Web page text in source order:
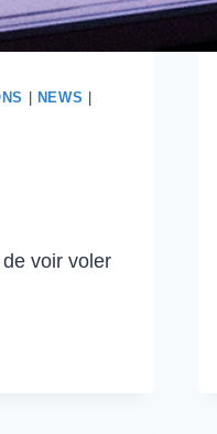
NEWS
voir voler